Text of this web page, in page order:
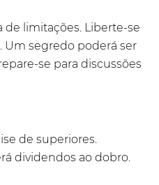
de limitações. Liberte-se
Um segredo poderá ser
se para discussões
de superiores.
dividendos ao dobro.